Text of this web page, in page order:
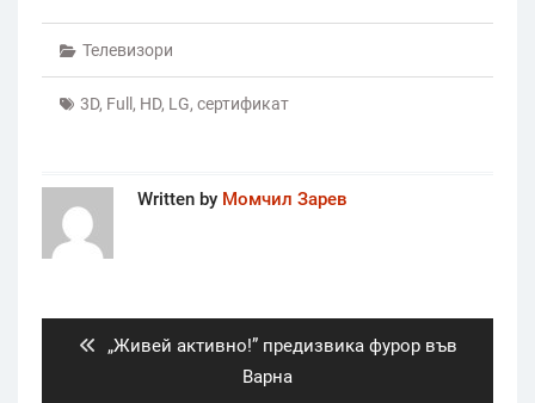
Телевизори
3D, Full , HD, LG, сертификат
Written by Момчил Зарев
Previous
„Живей активно!” предизвика фурор във
Варна